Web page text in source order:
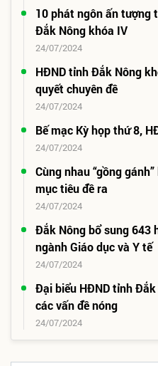
10 phát ngôn ấn tượng
Đắk Nông khóa IV
24/07/2024
HĐND tỉnh Đắk Nông
quyết chuyên đề
24/07/2024
Bế mạc Kỳ họp thứ 8,
24/07/2024
Cùng nhau “gồng
mục tiêu đề ra
24/07/2024
Đắk Nông bổ sung 643
ngành Giáo dục và Y tế
24/07/2024
Đại biểu HĐND tỉnh
các vấn đề nóng
24/07/2024